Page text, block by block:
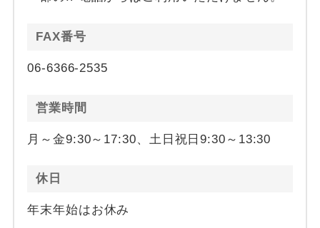
FAX番号
06-6366-2535
営業時間
月～金9:30～17:30、土日祝日9:30～13:30
休日
年末年始はお休み